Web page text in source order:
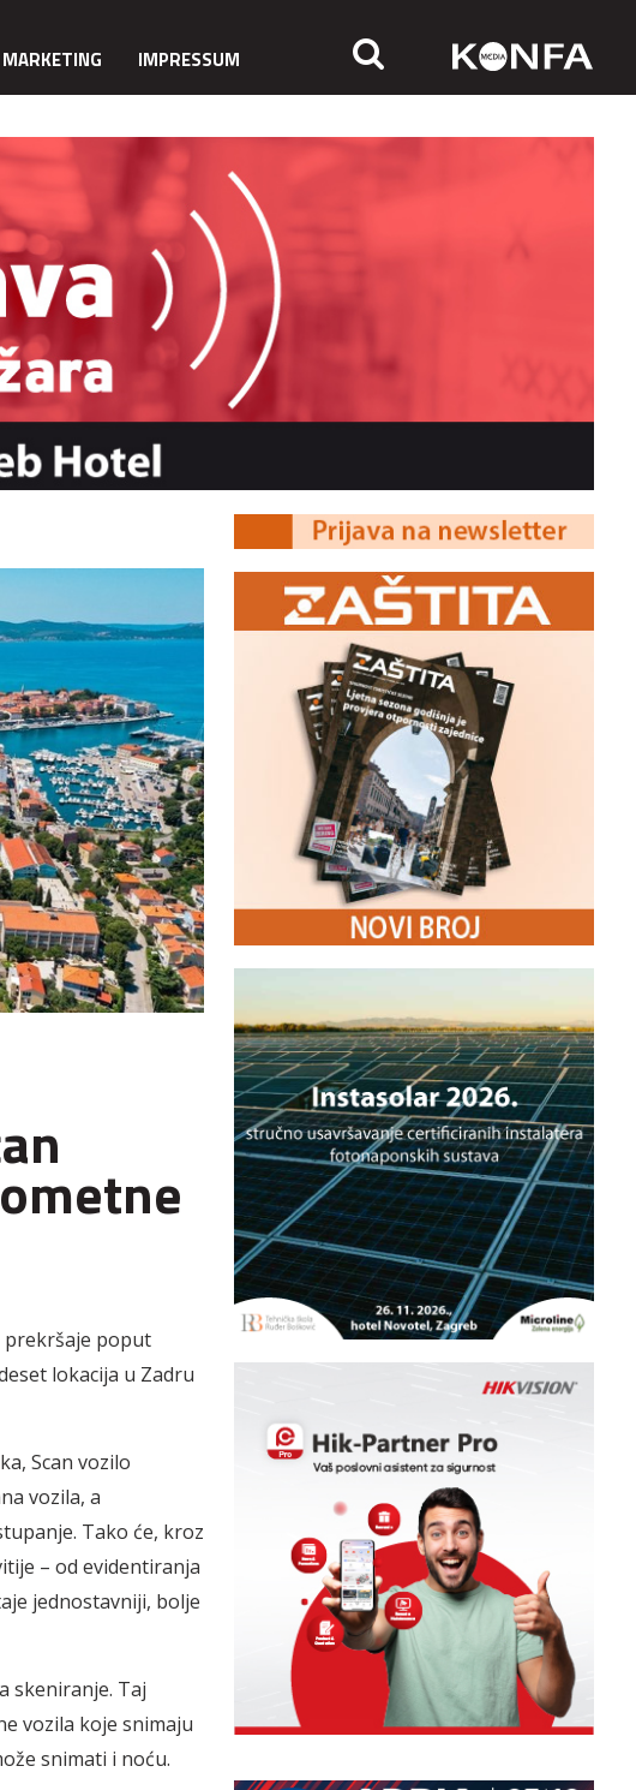
MARKETING IMPRESSUM
prekršaje poput
lokacija u Zadru
Scan vozilo
vozila, a
Tako će, kroz
– od evidentiranja
jednostavniji, bolje
skeniranje. Taj
vozila koje snimaju
snimati i noću.